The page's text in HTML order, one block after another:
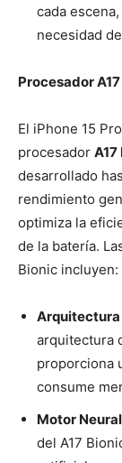
cada
necesidad
Procesador
El iPhone 15
procesador
desarrollado
rendimiento
optimiza la
de la batería.
Bionic incluyen:
arquitectura
proporciona
consume
Motor
del A17